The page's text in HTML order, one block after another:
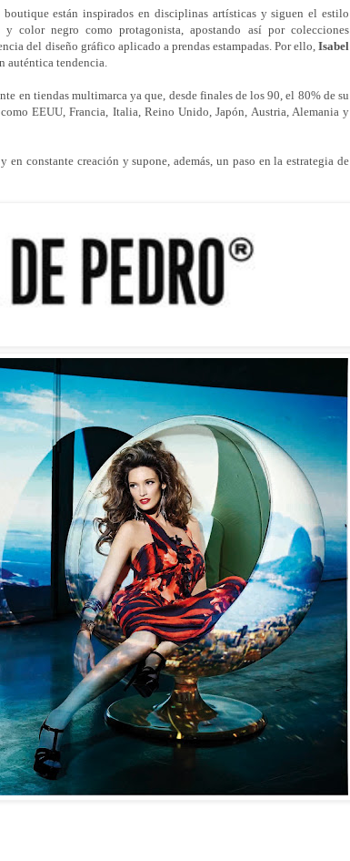
están inspirados en disciplinas artísticas y siguen el estilo
negro como protagonista, apostando así por colecciones
del diseño gráfico aplicado a prendas estampadas. Por ello, Isabel
auténtica tendencia.
en tiendas multimarca ya que, desde finales de los 90, el 80% de su
EEUU, Francia, Italia, Reino Unido, Japón, Austria, Alemania y
constante creación y supone, además, un paso en la estrategia de